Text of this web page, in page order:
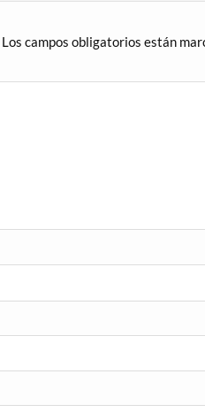
Los campos obligatorios están